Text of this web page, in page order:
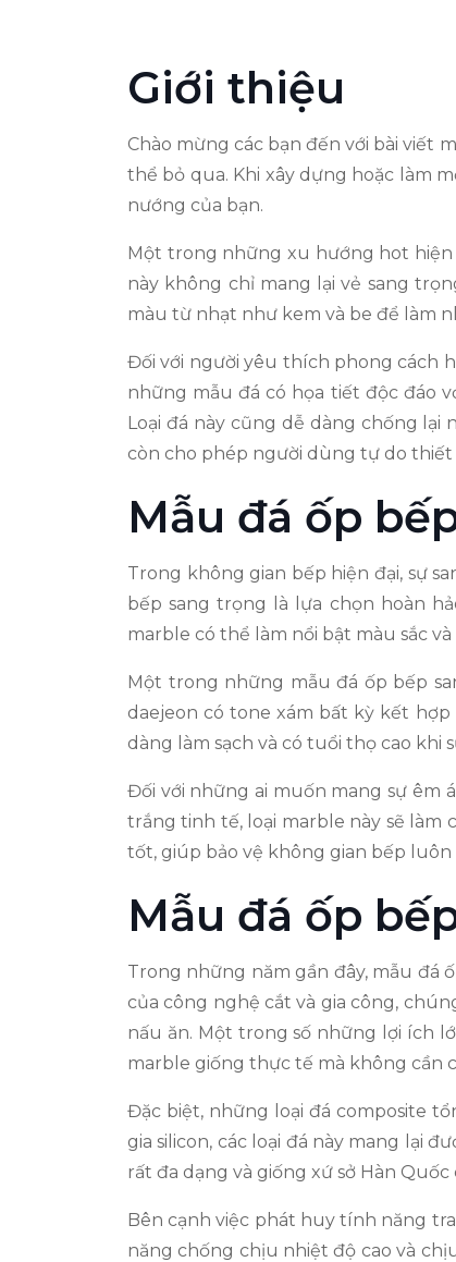
Giới thiệu
Chào mừng các bạn đến với bài viết
thể bỏ qua. Khi xây dựng hoặc làm
nướng của bạn.
Một trong những xu hướng hot hiện
này không chỉ mang lại vẻ sang
màu từ nhạt như kem và be để làm
Đối với người yêu thích phong cách
những mẫu đá có họa tiết độc đáo
Loại đá này cũng dễ dàng chống lại
còn cho phép người dùng tự do
Mẫu đá ốp
Trong không gian bếp hiện đại, sự
bếp sang trọng là lựa chọn hoàn
marble có thể làm nổi bật màu sắc
Một trong những mẫu đá ốp bếp
daejeon có tone xám bất kỳ kết
dàng làm sạch và có tuổi thọ cao
Đối với những ai muốn mang sự êm
trắng tinh tế, loại marble này sẽ làm
tốt, giúp bảo vệ không gian bếp luôn
Mẫu đá ốp
Trong những năm gần đây, mẫu đá
của công nghệ cắt và gia công,
nấu ăn. Một trong số những lợi ích
marble giống thực tế mà không cần
Đặc biệt, những loại đá composite
gia silicon, các loại đá này mang lại
rất đa dạng và giống xứ sở Hàn
Bên cạnh việc phát huy tính năng
năng chống chịu nhiệt độ cao và